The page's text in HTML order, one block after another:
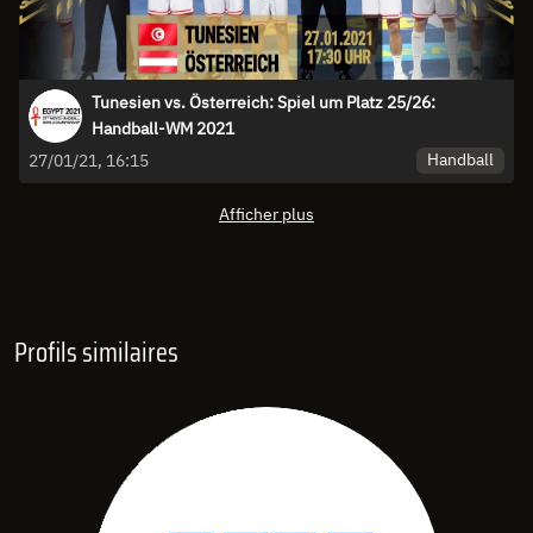
Tunesien vs. Österreich: Spiel um Platz 25/26:
Handball-WM 2021
27/01/21, 16:15
Handball
Afficher plus
Profils similaires